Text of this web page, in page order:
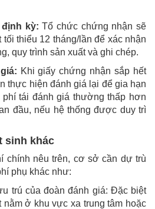
định kỳ:Tổ chức chứng nhận sẽ
thiểu 12 tháng/lần để xác nhận
quy trình sản xuất và ghi chép.
Khi giấy chứng nhận sắp hết
thực hiện đánh giá lại để gia hạn
tái đánh giá thường thấp hơn
đầu, nếu hệ thống được duy trì
sinh khác
chính nêu trên, cơ sở cần dự trù
phụ khác như:
trú của đoàn đánh giá: Đặc biệt
nằm ở khu vực xa trung tâm hoặc